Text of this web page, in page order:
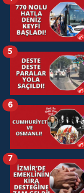
5
6
7